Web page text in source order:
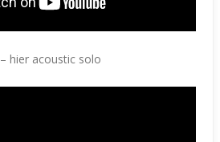
– hier acoustic solo